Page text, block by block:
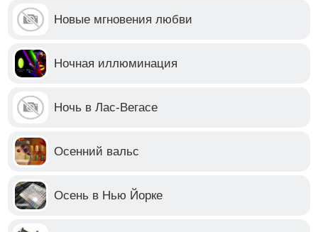
Новые мгновения любви
Ночная иллюминация
Ночь в Лас-Вегасе
Осенний вальс
Осень в Нью Йорке